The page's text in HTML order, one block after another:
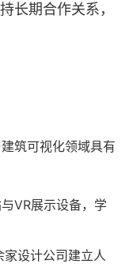
长期合作关系，
筑可视化领域具有
VR展示设备，学
设计公司建立人